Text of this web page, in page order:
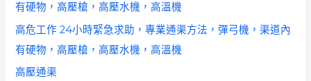
有硬物，高壓槍，高壓水機，高溫機
高危工作 24小時緊急求助，專業通渠方法，彈弓機，渠道內
有硬物，高壓槍，高壓水機，高溫機
高壓通渠